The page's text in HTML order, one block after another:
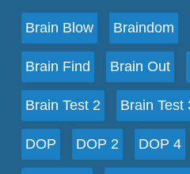
Brain Blow Braindom
Brain Find Brain Out
Brain Test 2 Brain Test
DOP DOP 2 DOP 4